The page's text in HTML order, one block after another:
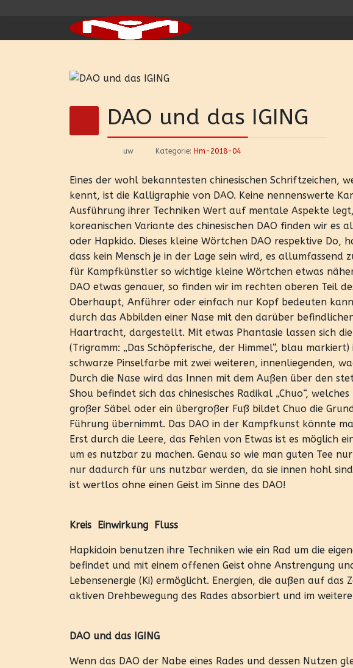
DAO und das IGING
uw Kategorie: Hm-2018-04
Eines der wohl bekanntesten chinesischen Schriftzeichen,
kennt, ist die Kalligraphie von DAO. Keine nennenswerte
Ausführung ihrer Techniken Wert auf mentale Aspekte
koreanischen Variante des chinesischen DAO finden wir es
oder Hapkido. Dieses kleine Wörtchen DAO respektive Do,
dass kein Mensch je in der Lage sein wird, es allumfassend
für Kampfkünstler so wichtige kleine Wörtchen etwas
DAO etwas genauer, so finden wir im rechten oberen Teil
Oberhaupt, Anführer oder einfach nur Kopf bedeuten
durch das Abbilden einer Nase mit den darüber
Haartracht, dargestellt. Mit etwas Phantasie lassen sich
(Trigramm: „Das Schöpferische, der Himmel“, blau
schwarze Pinselfarbe mit zwei weiteren, innenliegenden,
Durch die Nase wird das Innen mit dem Außen über den
Shou befindet sich das chinesisches Radikal „Chuo“,
großer Säbel oder ein übergroßer Fuß bildet Chuo die
Führung übernimmt. Das DAO in der Kampfkunst könnte
Erst durch die Leere, das Fehlen von Etwas ist es möglich
um es nutzbar zu machen. Genau so wie man guten Tee
nur dadurch für uns nutzbar werden, da sie innen hohl
ist wertlos ohne einen Geist im Sinne des DAO!
Kreis Einwirkung Fluss
Hapkidoin benutzen ihre Techniken wie ein Rad um die
befindet und mit einem offenen Geist ohne Anstrengung
Lebensenergie (Ki) ermöglicht. Energien, die außen auf
aktiven Drehbewegung des Rades absorbiert und im
DAO und das IGING
Wenn das DAO der Nabe eines Rades und dessen Nutzen